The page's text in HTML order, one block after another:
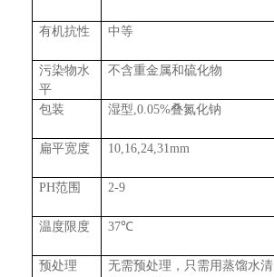
有机抗性
中等
污染物水
平
不含重金属和硫化物
包装 湿型,0.05%叠氮化钠
扁平宽度 10,16,24,31mm
PH范围 2-9
温度限度 37℃
预处理
无需预处理，只需用蒸馏水清